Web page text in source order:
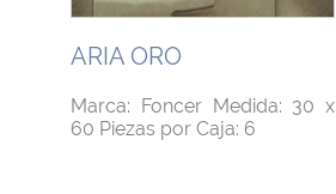
ARIA ORO
Marca: Foncer Medida: 30 x
60 Piezas por Caja: 6